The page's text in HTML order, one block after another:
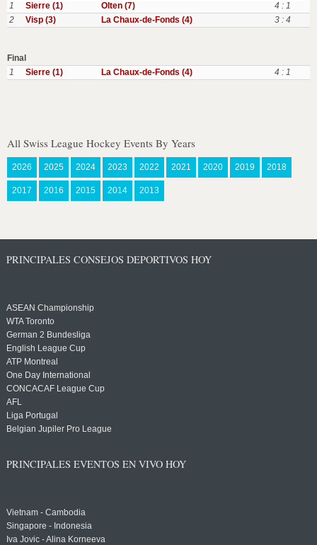
1
Sierre (1) Olten (7)
4 : 1
2
Visp (3) La Chaux-de-Fonds (4) 3 : 4
Final
1
Sierre (1) La Chaux-de-Fonds (4) 4 : 1
All Swiss League Hockey Events By Years
2026 2025 2024 2023 2022 2021 2020 2019 2018
2017 2016 2015 2014 2013
PRINCIPALES CONSEJOS DEPORTIVOS HOY
ASEAN Championship
WTA Toronto
German 2 Bundesliga
English League Cup
ATP Montreal
One Day International
CONCACAF League Cup
AFL
Liga Portugal
Belgian Jupiler Pro League
PRINCIPALES EVENTOS EN VIVO HOY
Vietnam - Cambodia
Singapore - Indonesia
Iva Jovic - Alina Korneeva